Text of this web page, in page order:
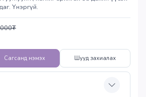
Үнэргүй.
₮
Сагсанд нэмэх Шууд захиалах